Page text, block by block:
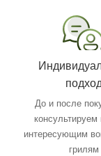
подход
До и после
консультируем
интересующим
грилям